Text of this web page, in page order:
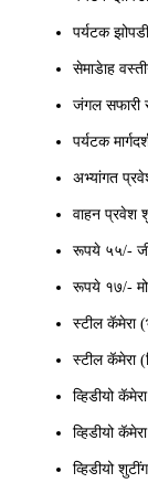
पर्यटक
सेमाडेाह
जंगल सफारी
पर्यटक
अभ्यांगत
वाहन प्रवेश
रूपये ५५/-
रूपये १७/-
स्टील कॅमेरा
स्टील कॅमेरा
व्हिडीयो
व्हिडीयो
व्हिडीयो